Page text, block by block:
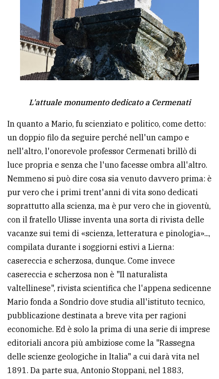
L'attuale monumento dedicato a Cermenati
In quanto a Mario, fu scienziato e politico, come detto:
un doppio filo da seguire perché nell'un campo e
nell'altro, l'onorevole professor Cermenati brillò di
luce propria e senza che l'uno facesse ombra all'altro.
Nemmeno si può dire cosa sia venuto davvero prima: è
pur vero che i primi trent'anni di vita sono dedicati
soprattutto alla scienza, ma è pur vero che in gioventù,
con il fratello Ulisse inventa una sorta di rivista delle
vacanze sui temi di «scienza, letteratura e pinologia»...,
compilata durante i soggiorni estivi a Lierna:
casereccia e scherzosa, dunque. Come invece
casereccia e scherzosa non è "Il naturalista
valtellinese", rivista scientifica che l'appena sedicenne
Mario fonda a Sondrio dove studia all'istituto tecnico,
pubblicazione destinata a breve vita per ragioni
economiche. Ed è solo la prima di una serie di imprese
editoriali ancora più ambiziose come la "Rassegna
delle scienze geologiche in Italia" a cui darà vita nel
1891. Da parte sua, Antonio Stoppani, nel 1883,